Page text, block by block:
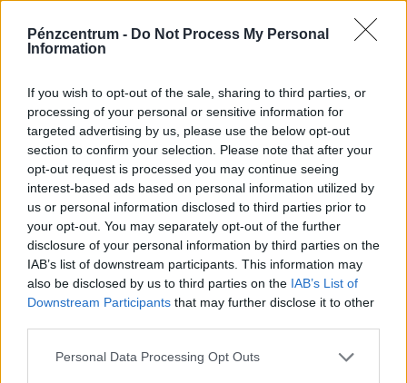
Pénzcentrum - Do Not Process My Personal
Information
If you wish to opt-out of the sale, sharing to third parties, or
processing of your personal or sensitive information for
targeted advertising by us, please use the below opt-out
section to confirm your selection. Please note that after your
opt-out request is processed you may continue seeing
interest-based ads based on personal information utilized by
us or personal information disclosed to third parties prior to
your opt-out. You may separately opt-out of the further
disclosure of your personal information by third parties on the
IAB’s list of downstream participants. This information may
also be disclosed by us to third parties on the IAB’s List of
Downstream Participants that may further disclose it to other
Personal Data Processing Opt Outs
Újabb közkedvelt strandon rendeltek el fürdési
tilalmat: súlyos a vízminőség-romlás
A Szent Anna-tó Közép- és Kelet-Európa egyetlen
épségben fennmaradt vulkáni krátertava.